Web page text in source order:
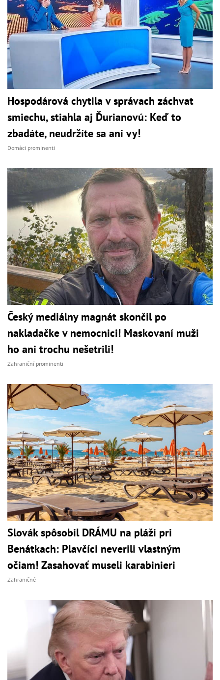
Hospodárová chytila v správach záchvat
smiechu, stiahla aj Ďurianovú: Keď to
zbadáte, neudržíte sa ani vy!
Domáci prominenti
Český mediálny magnát skončil po
nakladačke v nemocnici! Maskovaní muži
ho ani trochu nešetrili!
Zahraniční prominenti
Slovák spôsobil DRÁMU na pláži pri
Benátkach: Plavčíci neverili vlastným
očiam! Zasahovať museli karabinieri
Zahraničné